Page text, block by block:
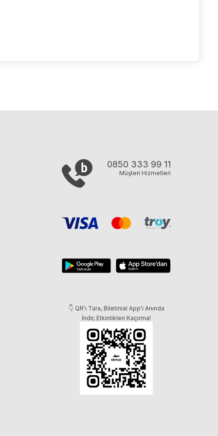
0850 333 99 11
Müşteri Hizmetleri
👇 QR'ı Tara, Biletinial App'i Anında
İndir, Etkinlikleri Kaçırma!